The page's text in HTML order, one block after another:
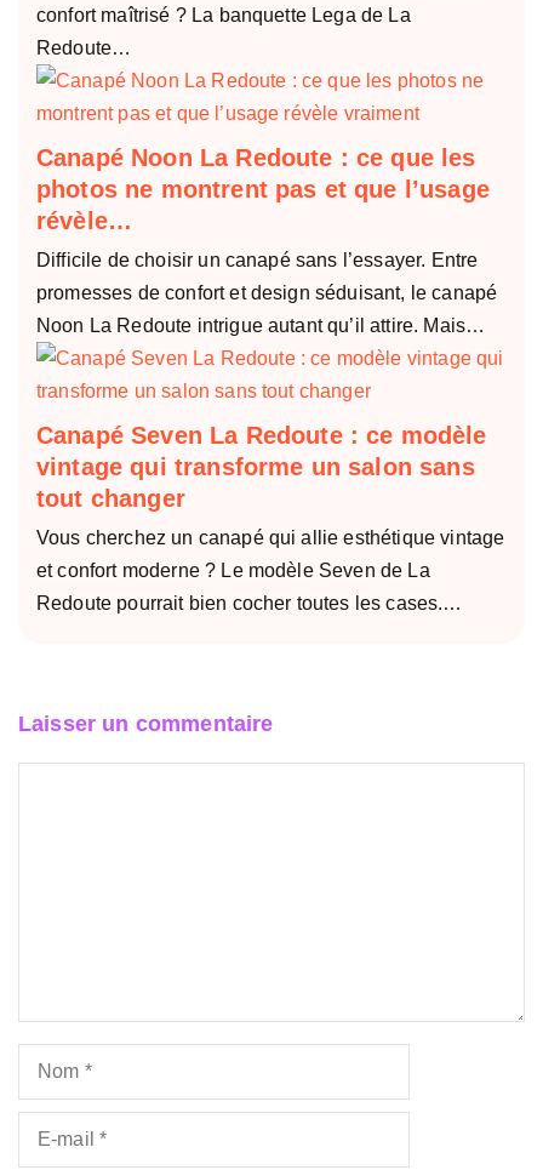
confort maîtrisé ? La banquette Lega de La
Redoute…
Canapé Noon La Redoute : ce que les
photos ne montrent pas et que l’usage
révèle…
Difficile de choisir un canapé sans l’essayer. Entre
promesses de confort et design séduisant, le canapé
Noon La Redoute intrigue autant qu’il attire. Mais…
Canapé Seven La Redoute : ce modèle
vintage qui transforme un salon sans
tout changer
Vous cherchez un canapé qui allie esthétique vintage
et confort moderne ? Le modèle Seven de La
Redoute pourrait bien cocher toutes les cases.…
Laisser un commentaire
Nom